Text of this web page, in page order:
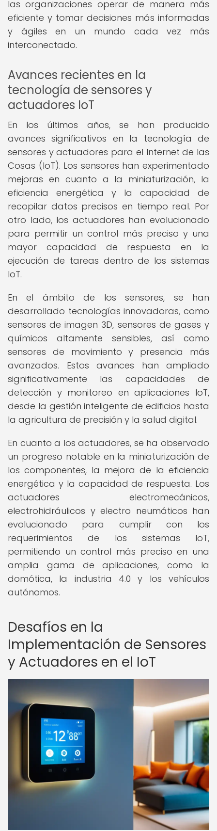
las organizaciones operar de manera más
eficiente y tomar decisiones más informadas
y ágiles en un mundo cada vez más
interconectado.
Avances recientes en la
tecnología de sensores y
actuadores IoT
En los últimos años, se han producido
avances significativos en la tecnología de
sensores y actuadores para el Internet de las
Cosas (IoT). Los sensores han experimentado
mejoras en cuanto a la miniaturización, la
eficiencia energética y la capacidad de
recopilar datos precisos en tiempo real. Por
otro lado, los actuadores han evolucionado
para permitir un control más preciso y una
mayor capacidad de respuesta en la
ejecución de tareas dentro de los sistemas
IoT.
En el ámbito de los sensores, se han
desarrollado tecnologías innovadoras, como
sensores de imagen 3D, sensores de gases y
químicos altamente sensibles, así como
sensores de movimiento y presencia más
avanzados. Estos avances han ampliado
significativamente las capacidades de
detección y monitoreo en aplicaciones IoT,
desde la gestión inteligente de edificios hasta
la agricultura de precisión y la salud digital.
En cuanto a los actuadores, se ha observado
un progreso notable en la miniaturización de
los componentes, la mejora de la eficiencia
energética y la capacidad de respuesta. Los
actuadores electromecánicos,
electrohidráulicos y electro neumáticos han
evolucionado para cumplir con los
requerimientos de los sistemas IoT,
permitiendo un control más preciso en una
amplia gama de aplicaciones, como la
domótica, la industria 4.0 y los vehículos
autónomos.
Desafíos en la
Implementación de Sensores
y Actuadores en el IoT